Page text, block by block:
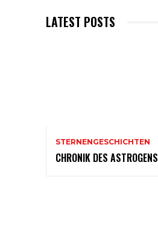
LATEST POSTS
STERNENGESCHICHTEN
CHRONIK DES ASTROGENS